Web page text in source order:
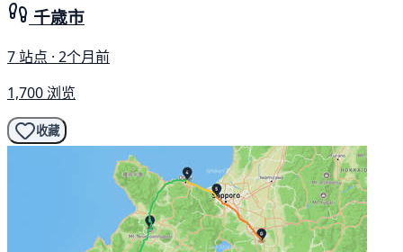
千歳市
7 站点 · 2个月前
1,700 浏览
收藏